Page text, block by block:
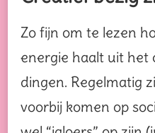
Zo fijn om te lezen
energie haalt uit het
dingen. Regelmatig
voorbij komen op